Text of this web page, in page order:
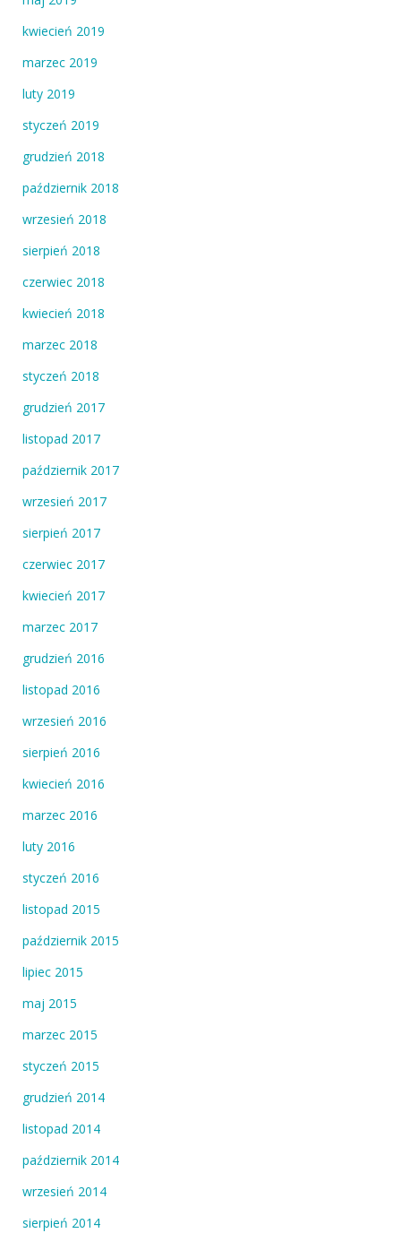
kwiecień 2019
marzec 2019
luty 2019
styczeń 2019
grudzień 2018
październik 2018
wrzesień 2018
sierpień 2018
czerwiec 2018
kwiecień 2018
marzec 2018
styczeń 2018
grudzień 2017
listopad 2017
październik 2017
wrzesień 2017
sierpień 2017
czerwiec 2017
kwiecień 2017
marzec 2017
grudzień 2016
listopad 2016
wrzesień 2016
sierpień 2016
kwiecień 2016
marzec 2016
luty 2016
styczeń 2016
listopad 2015
październik 2015
lipiec 2015
maj 2015
marzec 2015
styczeń 2015
grudzień 2014
listopad 2014
październik 2014
wrzesień 2014
sierpień 2014